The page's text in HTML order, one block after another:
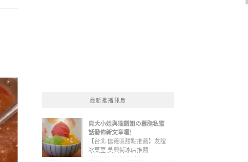
最新推播訊息
貝大小姐與瑞餚姐の囂脂私蜜
話發佈新文章囉!
【台北 信義區甜點推薦】友誼
冰菓室 吳興街冰店推薦
(2020-09-13 01:32:52)